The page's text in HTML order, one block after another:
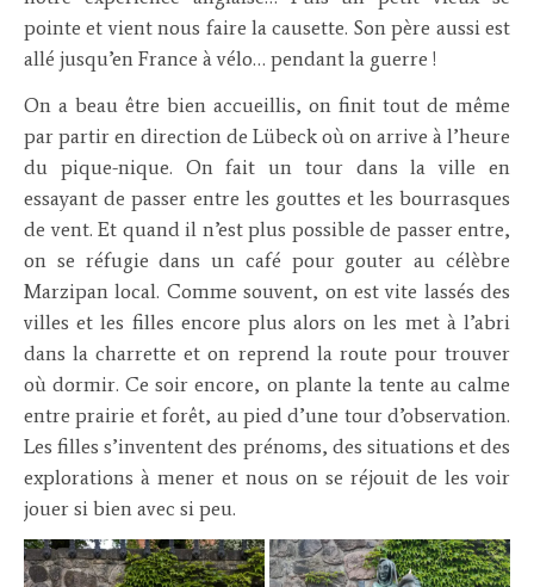
pointe et vient nous faire la causette. Son père aussi est
allé jusqu’en France à vélo… pendant la guerre !
On a beau être bien accueillis, on finit tout de même
par partir en direction de Lübeck où on arrive à l’heure
du pique-nique. On fait un tour dans la ville en
essayant de passer entre les gouttes et les bourrasques
de vent. Et quand il n’est plus possible de passer entre,
on se réfugie dans un café pour gouter au célèbre
Marzipan local. Comme souvent, on est vite lassés des
villes et les filles encore plus alors on les met à l’abri
dans la charrette et on reprend la route pour trouver
où dormir. Ce soir encore, on plante la tente au calme
entre prairie et forêt, au pied d’une tour d’observation.
Les filles s’inventent des prénoms, des situations et des
explorations à mener et nous on se réjouit de les voir
jouer si bien avec si peu.